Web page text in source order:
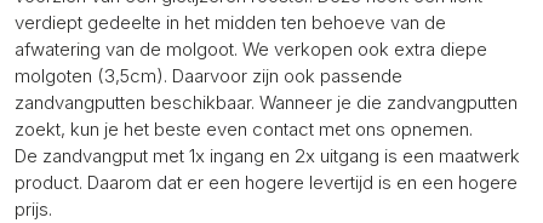
verdiept gedeelte in het midden ten behoeve van de
afwatering van de molgoot. We verkopen ook extra diepe
molgoten (3,5cm). Daarvoor zijn ook passende
zandvangputten beschikbaar. Wanneer je die zandvangputten
zoekt, kun je het beste even contact met ons opnemen.
De zandvangput met 1x ingang en 2x uitgang is een maatwerk
product. Daarom dat er een hogere levertijd is en een hogere
prijs.